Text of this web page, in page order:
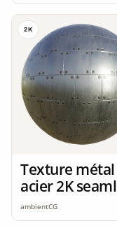
2K
Texture métal
acier 2K
ambientCG